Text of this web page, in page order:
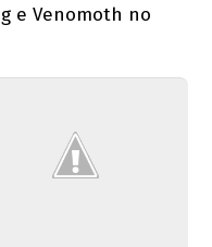
e Venomoth no